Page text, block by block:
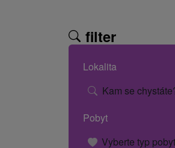
filter
Lokalita
Kam se
Pobyt
Vyberte typ